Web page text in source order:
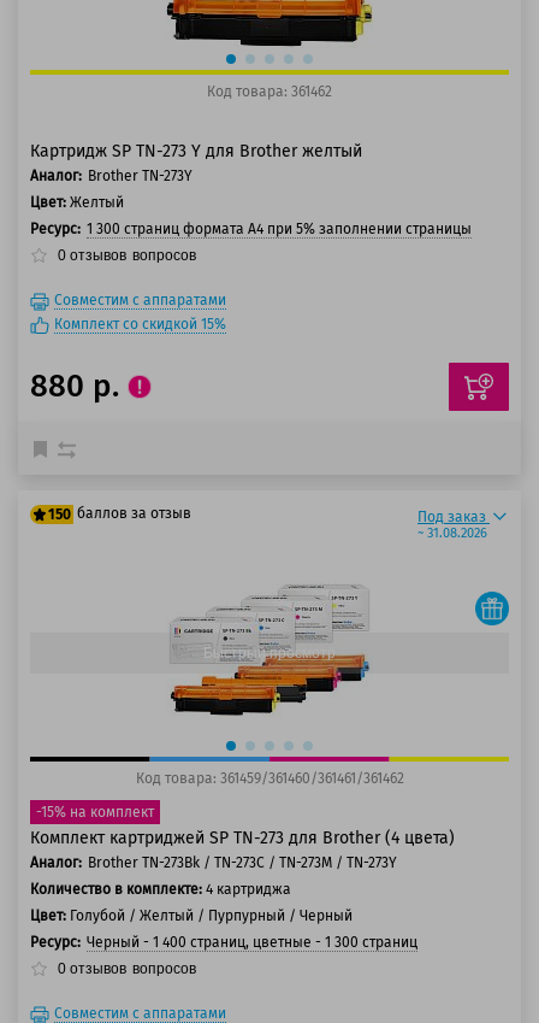
Код товара: 361462
Картридж SP TN-273 Y для Brother желтый
Аналог: Brother TN-273Y
Цвет: Желтый
Ресурс: 1 300 страниц формата А4 при 5% заполнении страницы
0 отзывов вопросов
Совместим с аппаратами
Комплект со скидкой 15%
880 р.
150 баллов за отзыв Под заказ
~ 31.08.2026
Быстрый просмотр
Код товара: 361459/361460/361461/361462
-15% на комплект
Комплект картриджей SP TN-273 для Brother (4 цвета)
Аналог: Brother TN-273Bk / TN-273C / TN-273M / TN-273Y
Количество в комплекте: 4 картриджа
Цвет: Голубой / Желтый / Пурпурный / Черный
Ресурс: Черный - 1 400 страниц, цветные - 1 300 страниц
0 отзывов вопросов
Совместим с аппаратами